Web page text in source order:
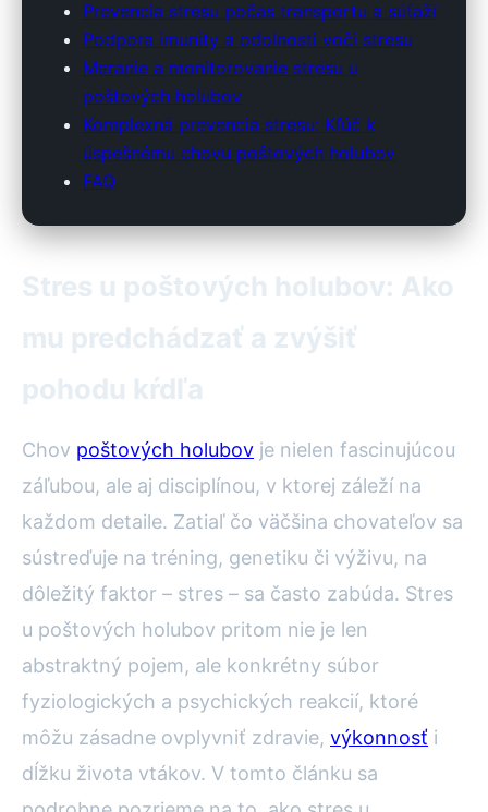
Prevencia stresu počas transportu a súťaží
Podpora imunity a odolnosti voči stresu
Meranie a monitorovanie stresu u
poštových holubov
Komplexná prevencia stresu: Kľúč k
úspešnému chovu poštových holubov
FAQ
Stres u poštových holubov: Ako
mu predchádzať a zvýšiť
pohodu kŕdľa
Chov poštových holubov je nielen fascinujúcou
záľubou, ale aj disciplínou, v ktorej záleží na
každom detaile. Zatiaľ čo väčšina chovateľov sa
sústreďuje na tréning, genetiku či výživu, na
dôležitý faktor – stres – sa často zabúda. Stres
u poštových holubov pritom nie je len
abstraktný pojem, ale konkrétny súbor
fyziologických a psychických reakcií, ktoré
môžu zásadne ovplyvniť zdravie, výkonnosť i
dĺžku života vtákov. V tomto článku sa